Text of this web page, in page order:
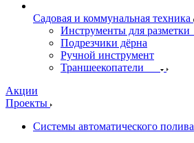
Садовая и коммунальная техника
Инструменты для разметки
Подрезчики дёрна
Ручной инструмент
Траншеекопатели
Акции
Проекты
Системы автоматического полива